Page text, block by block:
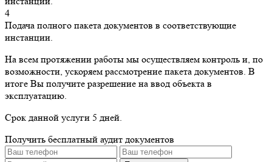
4
Подача полного пакета документов в соответствующие
инстанции.
На всем протяжении работы мы осуществляем контроль и, по
возможности, ускоряем рассмотрение пакета документов. В
итоге Вы получите разрешение на ввод объекта в
эксплуатацию.
Срок данной услуги 5 дней.
Получить бесплатный аудит документов